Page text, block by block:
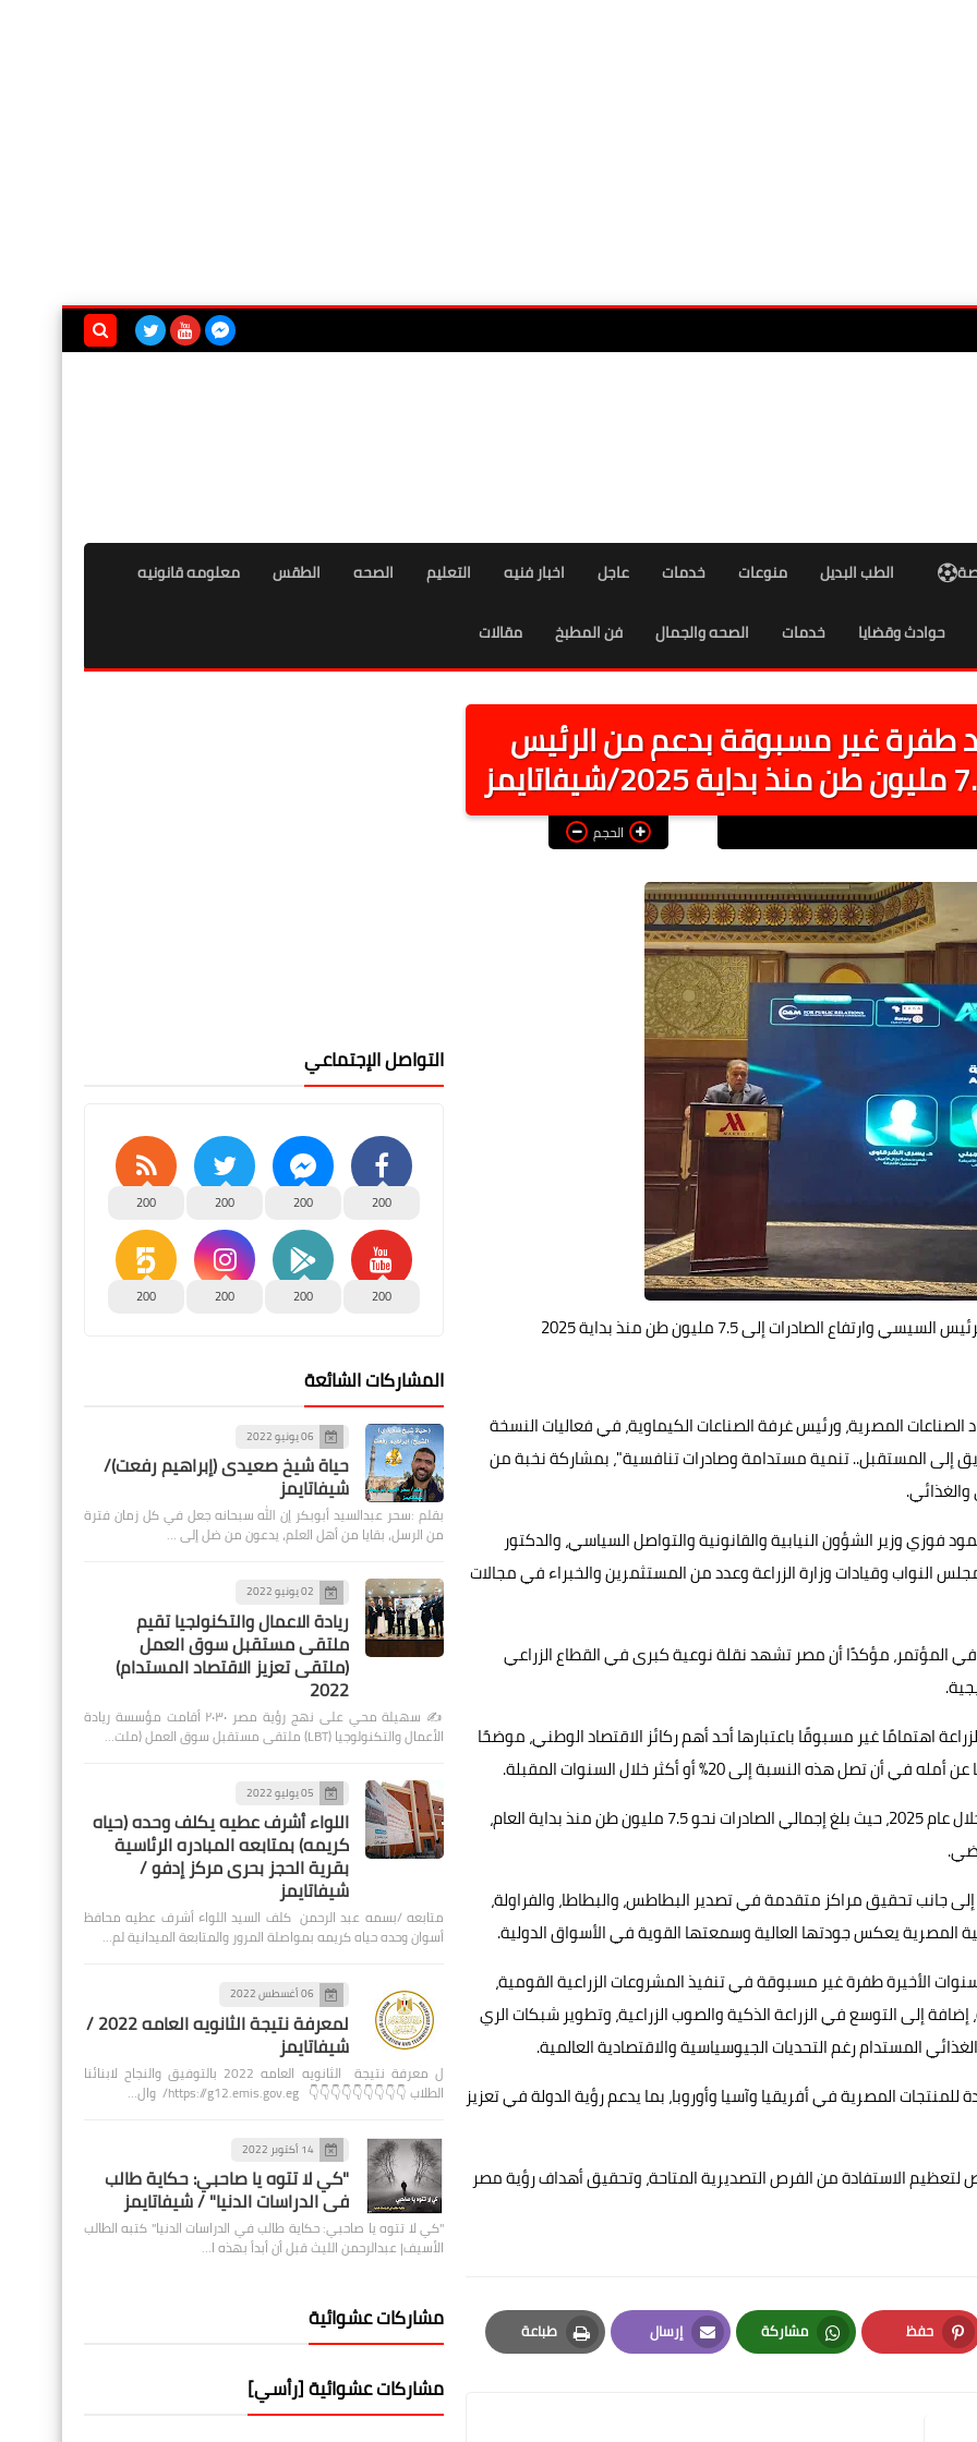
الطب البديل منوعات خدمات عاجل اخبار فنيه التعليم الصحه الطقس معلومه قانونيه
حوادث وقضايا خدمات الصحه والجمال فن المطبخ مقالات
طفرة غير مسبوقة بدعم من الرئيس
الحجم
الصادرات إلى 7.5 مليون طن منذ بداية 2025
المصرية، ورئيس غرفة الصناعات الكيماوية، في فعاليات النسخة
إلى المستقبل.. تنمية مستدامة وصادرات تنافسية"، بمشاركة نخبة من
وزير الشؤون النيابية والقانونية والتواصل السياسي، والدكتور
النواب وقيادات وزارة الزراعة وعدد من المستثمرين والخبراء في مجالات
المؤتمر، مؤكدًا أن مصر تشهد نقلة نوعية كبرى في القطاع الزراعي
اهتمامًا غير مسبوقًا باعتبارها أحد أهم ركائز الاقتصاد الوطني، موضحًا
وأكد الجبلي أن الصادرات الزراعية المصرية حققت طفرة كبيرة خلال عام 2025، حيث بلغ إجمالي الصادرات نحو 7.5 مليون طن منذ بداية العام،
جانب تحقيق مراكز متقدمة في تصدير البطاطس، والبطاطا، والفراولة،
المصرية يعكس جودتها العالية وسمعتها القوية في الأسواق الدولية.
الأخيرة طفرة غير مسبوقة في تنفيذ المشروعات الزراعية القومية،
إلى التوسع في الزراعة الذكية والصوب الزراعية، وتطوير شبكات الري
المستدام رغم التحديات الجيوسياسية والاقتصادية العالمية.
المصرية في أفريقيا وآسيا وأوروبا، بما يدعم رؤية الدولة في تعزيز
الاستفادة من الفرص التصديرية المتاحة، وتحقيق أهداف رؤية مصر
حفظ
Pinterest
مشاركة
Whatsapp
إرسال
Email
طباعة
Print
التواصل الإجتماعي
200
200
200
200
200
200
200
200
المشاركات الشائعة
06 يونيو 2022
حياة شيخ صعيدى (إبراهيم رفعت)/
شيفاتايمز
بقلم :سحر عبدالسيد أبوبكر إن الله سبحانه جعل في كل زمان فترة
من الرسل، بقايا من أهل العلم، يدعون من ضل إلى …
02 يونيو 2022
ريادة الاعمال والتكنولجيا تقيم
ملتقى مستقبل سوق العمل
(ملتقى تعزيز الاقتصاد المستدام)
2022
✍️ سهيلة محي على نهج رؤية مصر ٢٠٣٠ أقامت مؤسسة ريادة
الأعمال والتكنولوجيا (LBT) ملتقى مستقبل سوق العمل (ملت…
05 يوليو 2022
اللواء أشرف عطيه يكلف وحده (حياه
كريمه) بمتابعه المبادره الرئاسية
بقرية الحجز بحرى مركز إدفو /
شيفاتايمز
متابعه /بسمه عبد الرحمن كلف السيد اللواء أشرف عطيه محافظ
أسوان وحده حياه كريمه بمواصلة المرور والمتابعة الميدانية لم…
06 أغسطس 2022
لمعرفة نتيجة الثانويه العامه 2022 /
شيفاتايمز
ل معرفة نتيجة الثانويه العامه 2022 بالتوفيق والنجاح لابنائنا
الطلاب 👇👇👇👇👇👇👇👇👇 https://g12.emis.gov.eg/ وال…
14 أكتوبر 2022
"كي لا تتوه يا صاحبي: حكاية طالب
في الدراسات الدنيا" / شيفاتايمز
"كي لا تتوه يا صاحبي: حكاية طالب في الدراسات الدنيا" كتبه الطالب
الأسيف| عبدالرحمن الليث قبل أن أبدأ بهذه ا…
مشاركات عشوائية
مشاركات عشوائية [رأسي]